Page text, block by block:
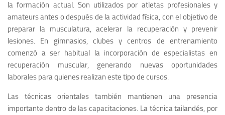
la formación actual. Son utilizados por atletas profesionales y
amateurs antes o después de la actividad física, con el objetivo de
preparar la musculatura, acelerar la recuperación y prevenir
lesiones. En gimnasios, clubes y centros de entrenamiento
comenzó a ser habitual la incorporación de especialistas en
recuperación muscular, generando nuevas oportunidades
laborales para quienes realizan este tipo de cursos.
Las técnicas orientales también mantienen una presencia
importante dentro de las capacitaciones. La técnica tailandés, por